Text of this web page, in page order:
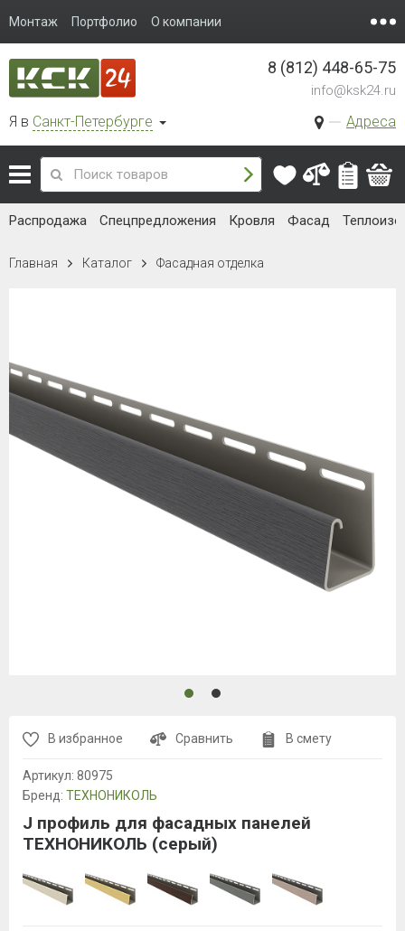
Монтаж Портфолио О компании
Я в Санкт-Петербурге Адреса
8 (812) 448-65-75
info@ksk24.ru
Распродажа Спецпредложения Кровля Фасад
Главная Каталог Фасадная отделка
В избранное Сравнить В смету
Артикул: 80975
Бренд: ТЕХНОНИКОЛЬ
J профиль для фасадных панелей
ТЕХНОНИКОЛЬ (серый)